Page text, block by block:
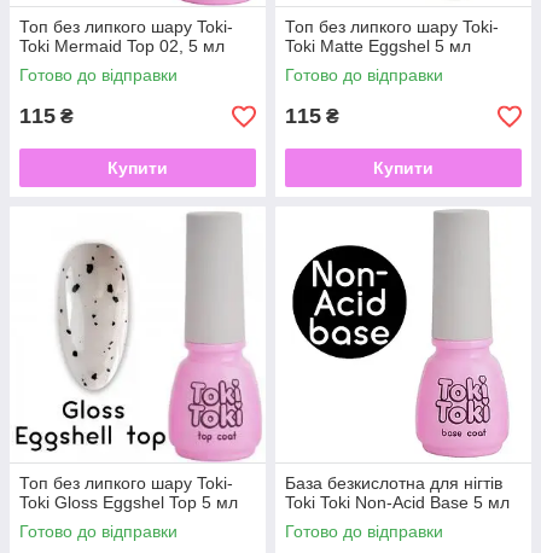
Топ без липкого шару Toki-
Toki Mermaid Top 02, 5 мл
Готово до відправки
115 ₴
Купити
Топ без липкого шару Toki-
Toki Matte Eggshel 5 мл
Готово до відправки
115 ₴
Купити
Топ без липкого шару Toki-
Toki Gloss Eggshel Top 5 мл
Готово до відправки
База безкислотна для нігтів
Toki Toki Non-Acid Base 5 мл
Готово до відправки